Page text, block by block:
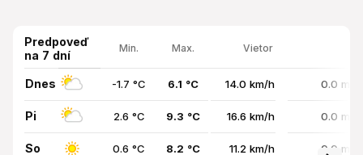
Predpoveď
na 7 dní
Min. Max. Vietor
Dnes -1.7 °C 6.1 °C 14.0 km/h 0.0 mm
Pi 2.6 °C 9.3 °C 16.6 km/h 0.0 mm
So 0.6 °C 8.2 °C 11.2 km/h 0.0